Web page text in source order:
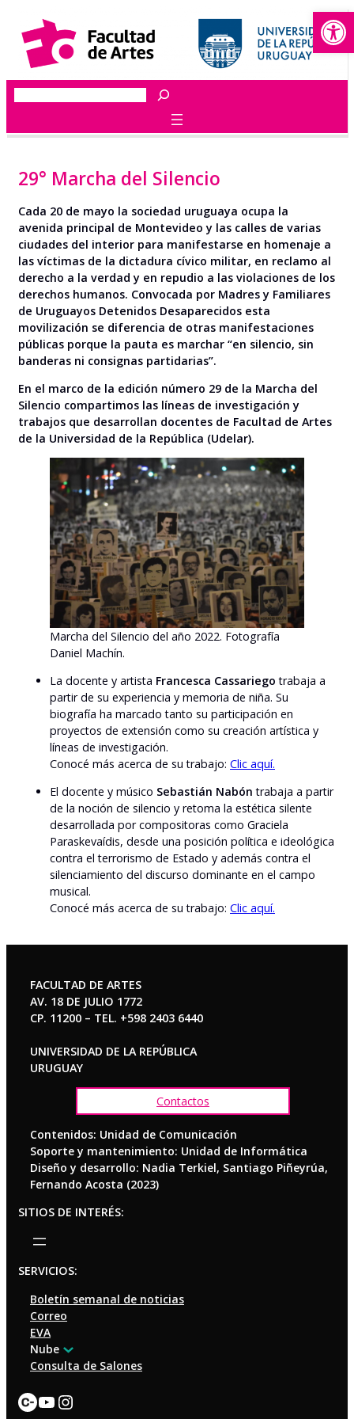
contenido
Buscar
29° Marcha del Silencio
Cada 20 de mayo la sociedad uruguaya ocupa la
avenida principal de Montevideo y las calles de varias
ciudades del interior para manifestarse en homenaje a
las víctimas de la dictadura cívico militar, en reclamo al
derecho a la verdad y en repudio a las violaciones de los
derechos humanos. Convocada por Madres y Familiares
de Uruguayos Detenidos Desaparecidos esta
movilización se diferencia de otras manifestaciones
públicas porque la pauta es marchar “en silencio, sin
banderas ni consignas partidarias”.
En el marco de la edición número 29 de la Marcha del
Silencio compartimos las líneas de investigación y
trabajos que desarrollan docentes de Facultad de Artes
de la Universidad de la República (Udelar).
Marcha del Silencio del año 2022. Fotografía
Daniel Machín.
La docente y artista Francesca Cassariego trabaja a
partir de su experiencia y memoria de niña. Su
biografía ha marcado tanto su participación en
proyectos de extensión como su creación artística y
líneas de investigación.
Conocé más acerca de su trabajo: Clic aquí.
El docente y músico Sebastián Nabón trabaja a partir
de la noción de silencio y retoma la estética silente
desarrollada por compositoras como Graciela
Paraskevaídis, desde una posición política e ideológica
contra el terrorismo de Estado y además contra el
silenciamiento del discurso dominante en el campo
musical.
Conocé más acerca de su trabajo: Clic aquí.
FACULTAD DE ARTES
AV. 18 DE JULIO 1772
CP. 11200 – TEL. +598 2403 6440
UNIVERSIDAD DE LA REPÚBLICA
URUGUAY
Contactos
Contenidos: Unidad de Comunicación
Soporte y mantenimiento: Unidad de Informática
Diseño y desarrollo: Nadia Terkiel, Santiago Piñeyrúa,
Fernando Acosta (2023)
SITIOS DE INTERÉS:
SERVICIOS:
Boletín semanal de noticias
Correo
EVA
Nube
Consulta de Salones
Enlace
YouTube
Instagram